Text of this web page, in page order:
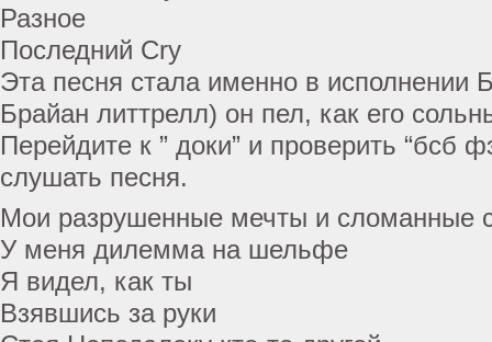
Разное
Последний Cry
Эта песня стала именно в исполнении
Брайан литтрелл) он пел, как его
Перейдите к ” доки” и проверить “бсб
слушать песня.
Мои разрушенные мечты и сломанные
У меня дилемма на шельфе
Я видел, как ты
Взявшись за руки